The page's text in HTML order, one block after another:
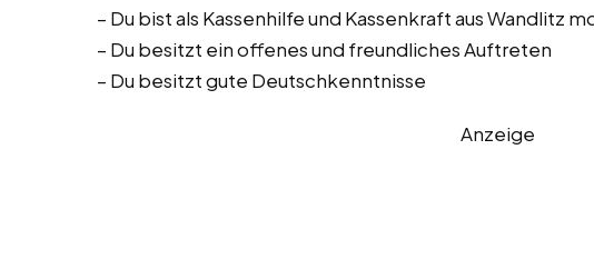
– Du bist als Kassenhilfe und Kassenkraft aus Wandlitz
– Du besitzt ein offenes und freundliches Auftreten
– Du besitzt gute Deutschkenntnisse
Anzeige